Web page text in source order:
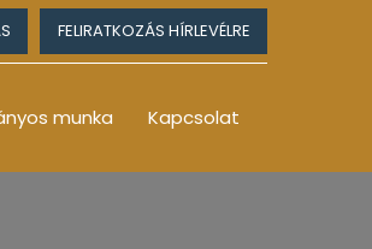
FELIRATKOZÁS HÍRLEVÉLRE
munka Kapcsolat